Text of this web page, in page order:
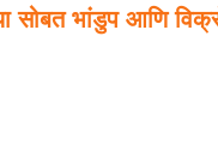
सोबत भांडुप आणि